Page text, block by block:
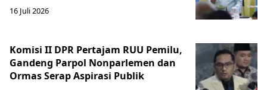
16 Juli 2026
Komisi II DPR Pertajam RUU Pemilu,
Gandeng Parpol Nonparlemen dan
Ormas Serap Aspirasi Publik